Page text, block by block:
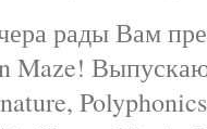
рады Вам
Maze!